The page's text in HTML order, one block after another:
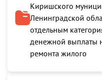
Киришского
Ленинградской
отдельным
денежной выплаты
ремонта жилого